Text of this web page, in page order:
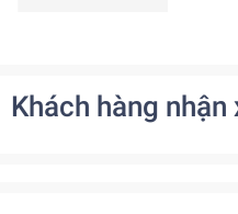
Khách hàng nhận